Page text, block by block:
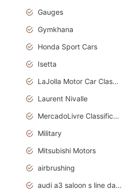
Gauges
Gymkhana
Honda Sport Cars
Isetta
LaJolla Motor Car Classic 2011
Laurent Nivalle
MercadoLivre Classificados
Military
Mitsubishi Motors
airbrushing
audi a3 saloon s line daytona grey